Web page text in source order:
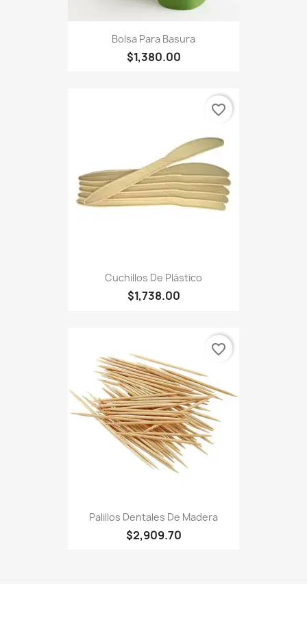
Bolsa Para Basura
$1,380.00
Cuchillos De Plástico
$1,738.00
favorite_border
Palillos Dentales De Madera
$2,909.70
favorite_border